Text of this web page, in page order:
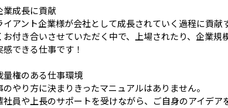
成長に貢献
イアント企業様が会社として成長されていく過程に貢献
お付き合いさせていただく中で、上場されたり、企業
感できる仕事です！
権のある仕事環境
のやり方に決まりきったマニュアルはありません。
社員や上長のサポートを受けながら、ご自身のアイデア